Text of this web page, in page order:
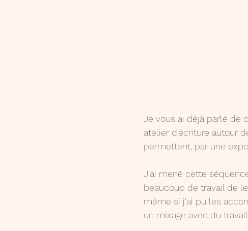
Je vous ai déjà parlé de
atelier d'écriture autour
permettent, par une
J'ai mené cette
beaucoup de travail de
même si j'ai pu les
un mixage avec du